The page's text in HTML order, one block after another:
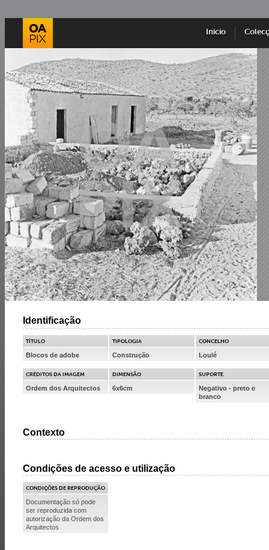
Início
Identificação
TÍTULO
Blocos de adobe
TIPOLOGIA
Construção
CONCELHO
Loulé
CRÉDITOS DA IMAGEM
Ordem dos Arquitectos
DIMENSÃO
6x6cm
SUPORTE
Negativo - preto e
branco
Contexto
Condições de acesso e utilização
CONDIÇÕES DE REPRODUÇÃO
Documentação só pode
ser reproduzida com
autorização da Ordem dos
Arquitectos